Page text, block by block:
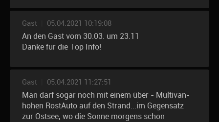
Gast 05.04.2021 10:19:08
An den Gast vom 30.03. um 23.11
Danke für die Top Info!
Gast 05.04.2021 11:27:51
Man darf sogar noch mit einem über - Multivan-
hohen RostAuto auf den Strand...im Gegensatz
zur Ostsee, wo die Sonne morgens schon